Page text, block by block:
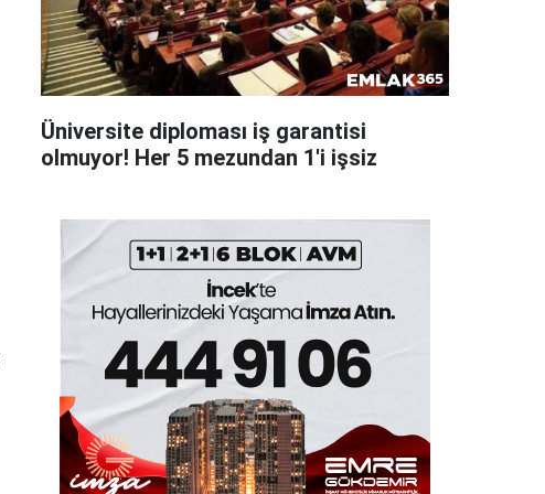
Üniversite diploması iş garantisi
olmuyor! Her 5 mezundan 1'i işsiz